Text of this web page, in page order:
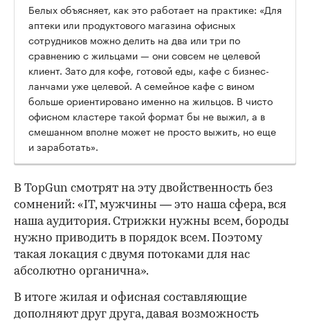
Белых объясняет, как это работает на практике: «Для
аптеки или продуктового магазина офисных
сотрудников можно делить на два или три по
сравнению с жильцами — они совсем не целевой
клиент. Зато для кофе, готовой еды, кафе с бизнес-
ланчами уже целевой. А семейное кафе с вином
больше ориентировано именно на жильцов. В чисто
офисном кластере такой формат бы не выжил, а в
смешанном вполне может не просто выжить, но еще
и заработать».
В TopGun смотрят на эту двойственность без
сомнений: «IT, мужчины — это наша сфера, вся
наша аудитория. Стрижки нужны всем, бороды
нужно приводить в порядок всем. Поэтому
такая локация с двумя потоками для нас
абсолютно органична».
В итоге жилая и офисная составляющие
дополняют друг друга, давая возможность